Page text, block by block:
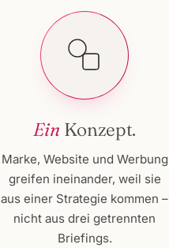
Ein Konzept.
Marke, Website und Werbung
greifen ineinander, weil sie
aus einer Strategie kommen –
nicht aus drei getrennten
Briefings.